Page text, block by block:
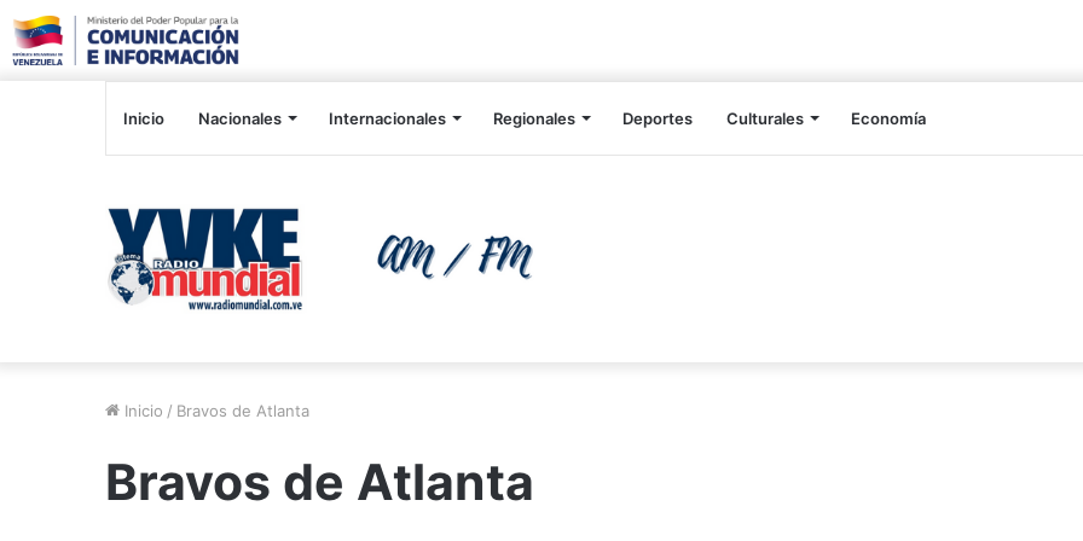
Inicio Nacionales Internacionales Regionales Deportes Culturales Economía
Inicio / Bravos de Atlanta
Bravos de Atlanta